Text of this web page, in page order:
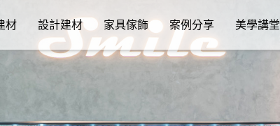
材 設計建材 家具傢飾 案例分享 美學講堂